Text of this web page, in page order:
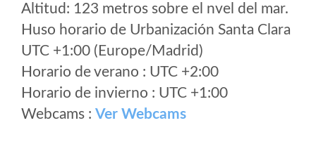
Altitud: 123 metros sobre el nvel del mar.
Huso horario de Urbanización Santa Clara
UTC +1:00 (Europe/Madrid)
Horario de verano : UTC +2:00
Horario de invierno : UTC +1:00
Webcams : Ver Webcams